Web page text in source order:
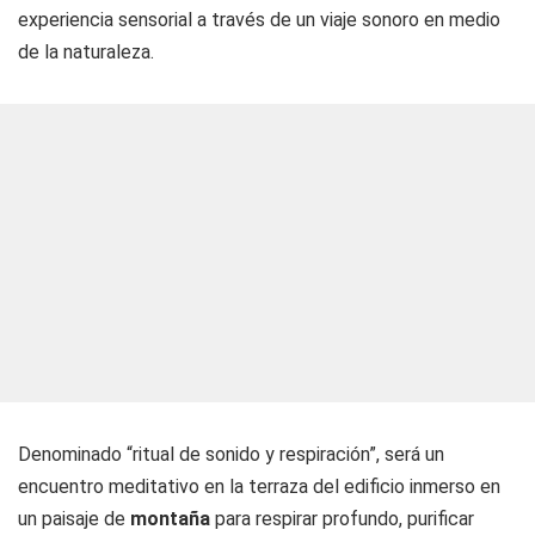
experiencia sensorial a través de un viaje sonoro en medio
de la naturaleza.
Denominado “ritual de sonido y respiración”, será un
encuentro meditativo en la terraza del edificio inmerso en
un paisaje de montaña para respirar profundo, purificar